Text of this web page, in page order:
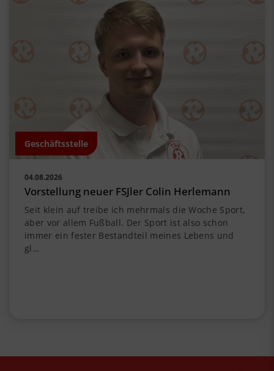
Geschäftsstelle
04.08.2026
Vorstellung neuer FSJler Colin Herlemann
Seit klein auf treibe ich mehrmals die Woche Sport,
aber vor allem Fußball. Der Sport ist also schon
immer ein fester Bestandteil meines Lebens und
gl…